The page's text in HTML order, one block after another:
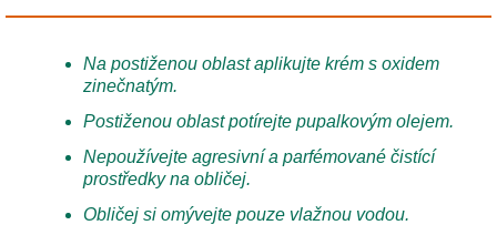
Na postiženou oblast aplikujte krém s oxidem
zinečnatým.
Postiženou oblast potírejte pupalkovým olejem.
Nepoužívejte agresivní a parfémované čistící
prostředky na obličej.
Obličej si omývejte pouze vlažnou vodou.